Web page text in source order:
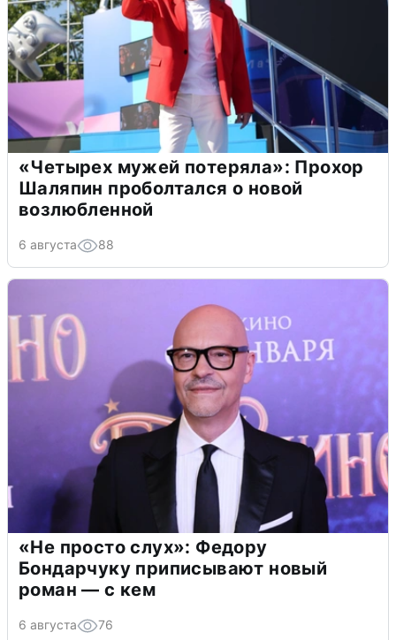
«Четырех мужей потеряла»: Прохор
Шаляпин проболтался о новой
возлюбленной
6 августа 88
«Не просто слух»: Федору
Бондарчуку приписывают новый
роман — с кем
6 августа 76